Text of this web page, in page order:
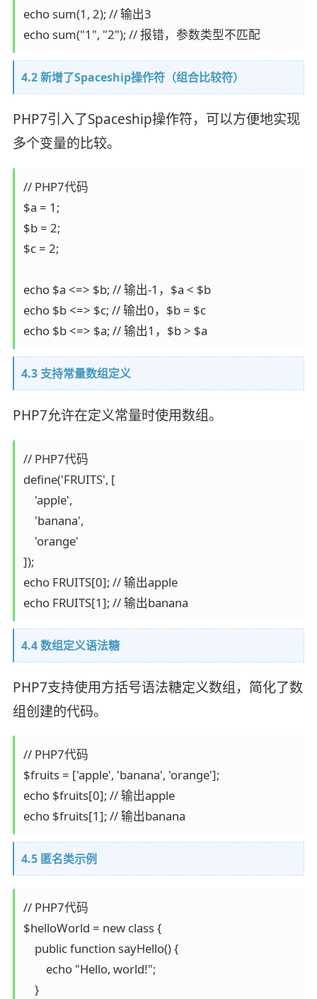
echo sum(1, 2); // 输出3
4.2 新增了Spaceship操作符（组合比较符）
PHP7引入了Spaceship操作符，可以方便地实现
多个变量的比较。
// PHP7代码
$a = 1;
$b = 2;
$c = 2;
echo $a <=> $b; // 输出-1，$a < $b
echo $b <=> $c; // 输出0，$b = $c
4.3 支持常量数组定义
PHP7允许在定义常量时使用数组。
// PHP7代码
define('FRUITS', [
    'apple',
    'banana',
    'orange'
]);
echo FRUITS[0]; // 输出apple
4.4 数组定义语法糖
PHP7支持使用方括号语法糖定义数组，简化了数
组创建的代码。
// PHP7代码
$fruits = ['apple', 'banana', 'orange'];
echo $fruits[0]; // 输出apple
4.5 匿名类示例
// PHP7代码
$helloWorld = new class {
    public function sayHello() {
        echo "Hello, world!";
    }